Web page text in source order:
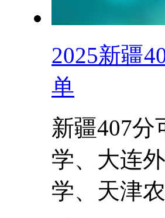
2025新疆
单
新疆407
学、大连
学、天津